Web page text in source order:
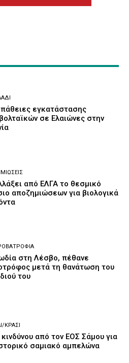
εγκατάστασης
σε Ελαιώνες στην
από ΕΛΓΑ το θεσμικό
αποζημιώσεων για βιολογικά
στη Λέσβο, πέθανε
μετά τη θανάτωση του
του
ΚΡΑΣΊ
από τον ΕΟΣ Σάμου για
σαμιακό αμπελώνα